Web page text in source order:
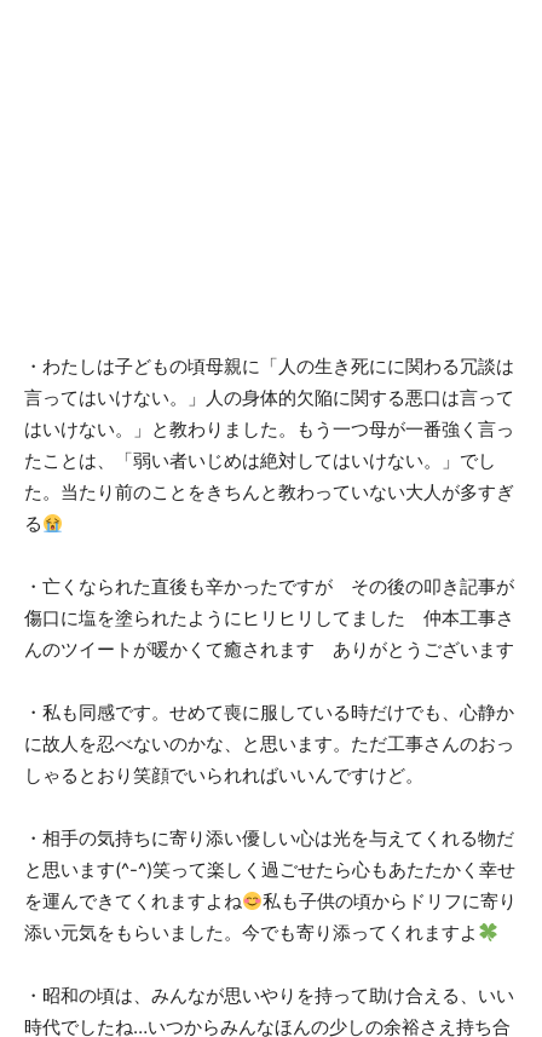
・わたしは子どもの頃母親に「人の生き死にに関わる冗談は
言ってはいけない。」人の身体的欠陥に関する悪口は言って
はいけない。」と教わりました。もう一つ母が一番強く言っ
たことは、「弱い者いじめは絶対してはいけない。」でし
た。当たり前のことをきちんと教わっていない大人が多すぎ
る
・亡くなられた直後も辛かったですが その後の叩き記事が
傷口に塩を塗られたようにヒリヒリしてました 仲本工事さ
んのツイートが暖かくて癒されます ありがとうございます
・私も同感です。せめて喪に服している時だけでも、心静か
に故人を忍べないのかな、と思います。ただ工事さんのおっ
しゃるとおり笑顔でいられればいいんですけど。
・相手の気持ちに寄り添い優しい心は光を与えてくれる物だ
と思います(^-^)笑って楽しく過ごせたら心もあたたかく幸せ
を運んできてくれますよね
私も子供の頃からドリフに寄り
添い元気をもらいました。今でも寄り添ってくれますよ
・昭和の頃は、みんなが思いやりを持って助け合える、いい
時代でしたね…いつからみんなほんの少しの余裕さえ持ち合